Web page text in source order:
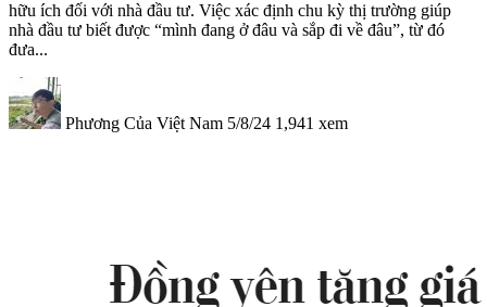
hữu ích đối với nhà đầu tư. Việc xác định chu kỳ thị trường giúp
nhà đầu tư biết được “mình đang ở đâu và sắp đi về đâu”, từ đó
đưa...
Phương Của Việt Nam 5/8/24 1,941 xem